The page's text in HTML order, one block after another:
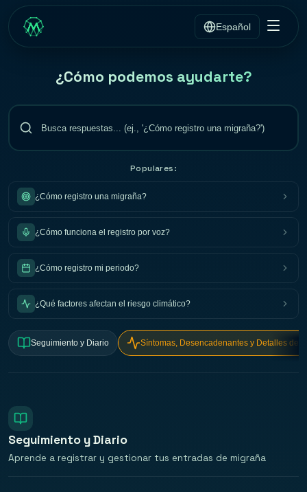
Español
¿Cómo podemos ayudarte?
Populares:
¿Cómo registro una migraña?
¿Cómo funciona el registro por voz?
¿Cómo registro mi periodo?
¿Qué factores afectan el riesgo climático?
Seguimiento y Diario Síntomas, Desencadenantes y Detalles del
Seguimiento y Diario
Aprende a registrar y gestionar tus entradas de migraña